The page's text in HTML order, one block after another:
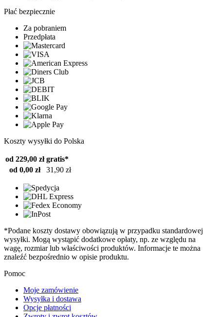
Płać bezpiecznie
Za pobraniem
Przedpłata
Koszty wysyłki do Polska
od 229,00 zł gratis*
od 0,00 zł
31,90 zł
*Podane koszty dostawy obowiązują w przypadku standardowej
wysyłki. Mogą wystąpić dodatkowe opłaty, np. ze względu na
wagę, rozmiar lub właściwości produktów. Informacje te można
znaleźć bezpośrednio w opisie produktu.
Pomoc
Moje zamówienie
Wysyłka i dostawa
Opcje płatności